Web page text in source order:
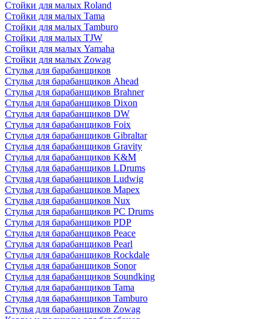
Стойки для малых Roland
Стойки для малых Tama
Стойки для малых Tamburo
Стойки для малых TJW
Стойки для малых Yamaha
Стойки для малых Zowag
Стулья для барабанщиков
Стулья для барабанщиков Ahead
Стулья для барабанщиков Brahner
Стулья для барабанщиков Dixon
Стулья для барабанщиков DW
Стулья для барабанщиков Foix
Стулья для барабанщиков Gibraltar
Стулья для барабанщиков Gravity
Стулья для барабанщиков K&M
Стулья для барабанщиков LDrums
Стулья для барабанщиков Ludwig
Стулья для барабанщиков Mapex
Стулья для барабанщиков Nux
Стулья для барабанщиков PC Drums
Стулья для барабанщиков PDP
Стулья для барабанщиков Peace
Стулья для барабанщиков Pearl
Стулья для барабанщиков Rockdale
Стулья для барабанщиков Sonor
Стулья для барабанщиков Soundking
Стулья для барабанщиков Tama
Стулья для барабанщиков Tamburo
Стулья для барабанщиков Zowag